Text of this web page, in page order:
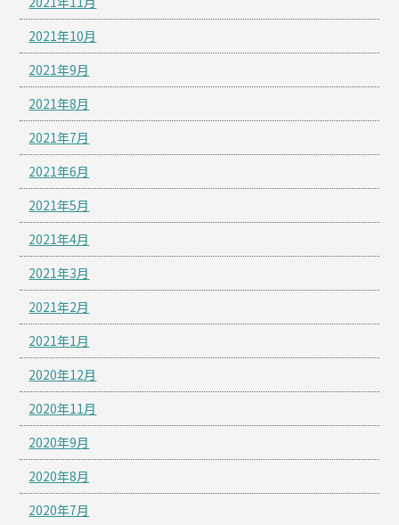
2021年10月
2021年9月
2021年8月
2021年7月
2021年6月
2021年5月
2021年4月
2021年3月
2021年2月
2021年1月
2020年12月
2020年11月
2020年9月
2020年8月
2020年7月